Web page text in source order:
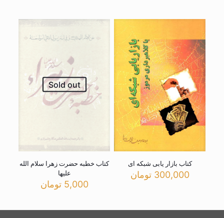
کتاب بازار یابی شبکه ای
300,000 تومان
Sold out
کتاب خطبه حضرت زهرا سلام الله
علیها
5,000 تومان